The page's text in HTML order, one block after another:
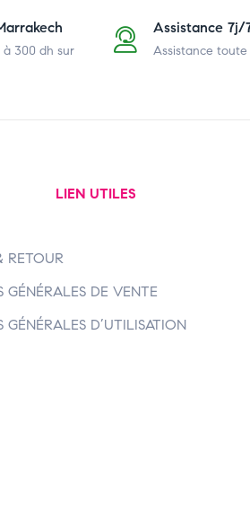
à 300 dhsur
Assistance 7j/
Assistance
LIEN UTILES
RETOUR
GÉNÉRALES DE VENTE
D’UTILISATION